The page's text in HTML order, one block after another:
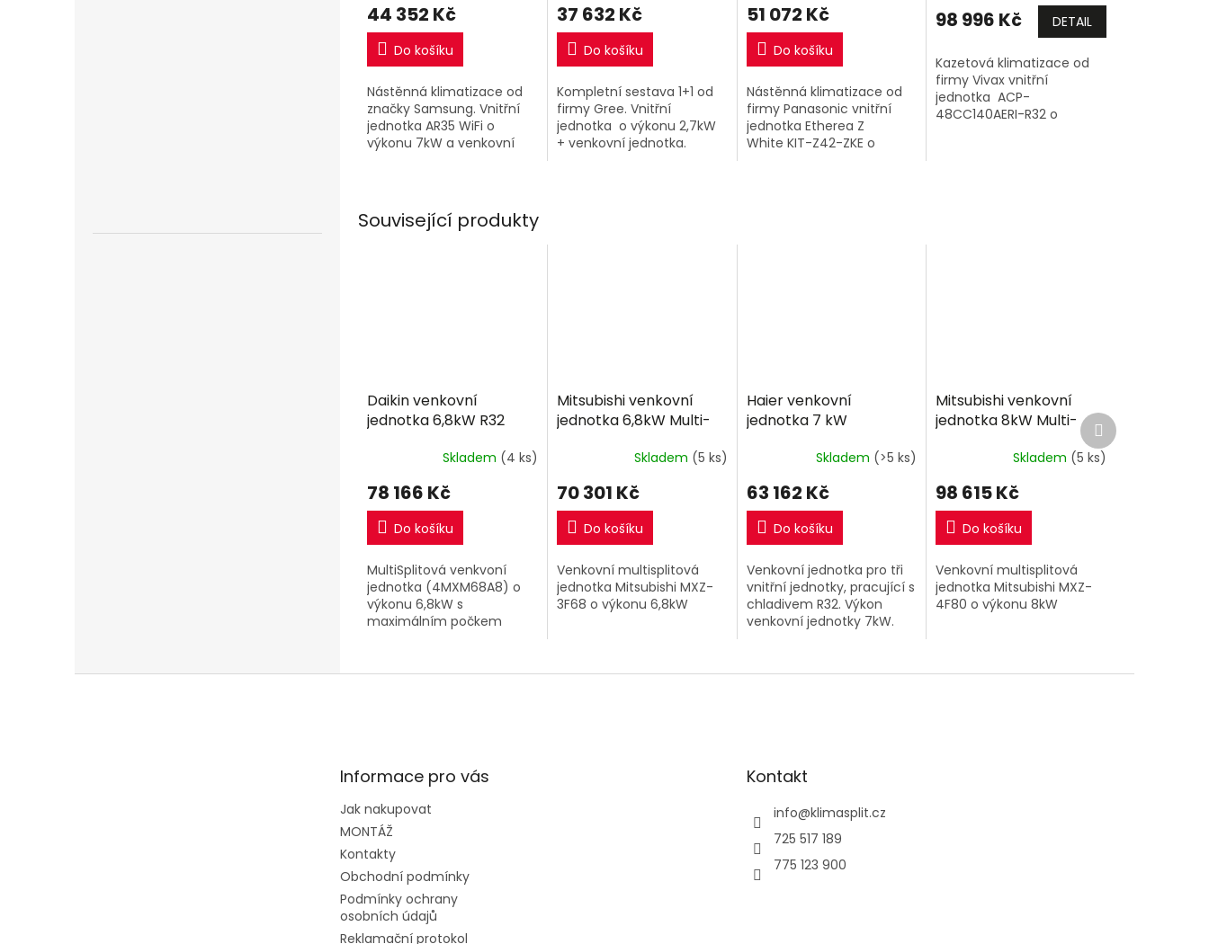
Související produkty
Daikin venkovní
jednotka 6,8kW R32
Skladem (4 ks)
78 166 Kč
Do košíku
MultiSplitová venkvoní
jednotka (4MXM68A8) o
výkonu 6,8kW s
maximálním počkem
Mitsubishi venkovní
jednotka 6,8kW Multi-
Skladem (5 ks)
70 301 Kč
Do košíku
Venkovní multisplitová
jednotka Mitsubishi MXZ-
3F68 o výkonu 6,8kW
Haier venkovní
jednotka 7 kW
Skladem (>5 ks)
63 162 Kč
Do košíku
Venkovní jednotka pro tři
vnitřní jednotky, pracující s
chladivem R32. Výkon
venkovní jednotky 7kW.
Mitsubishi venkovní
jednotka 8kW Multi-
Skladem (5 ks)
98 615 Kč
Do košíku
Venkovní multisplitová
jednotka Mitsubishi MXZ-
4F80 o výkonu 8kW
Další
produkt
44 352 Kč
Do košíku
Nástěnná klimatizace od
značky Samsung. Vnitřní
jednotka AR35 WiFi o
výkonu 7kW a venkovní
37 632 Kč
Do košíku
Kompletní sestava 1+1 od
firmy Gree. Vnitřní
jednotka o výkonu 2,7kW
+ venkovní jednotka.
51 072 Kč
Do košíku
Nástěnná klimatizace od
firmy Panasonic vnitřní
jednotka Etherea Z
White KIT-Z42-ZKE o
98 996 Kč DETAIL
Kazetová klimatizace od
firmy Vivax vnitřní
jednotka ACP-
48CC140AERI-R32 o
Informace pro vás
Jak nakupovat
MONTÁŽ
Kontakty
Obchodní podmínky
Podmínky ochrany
osobních údajů
Reklamační protokol
Kontakt
info@klimasplit.cz
725 517 189
775 123 900